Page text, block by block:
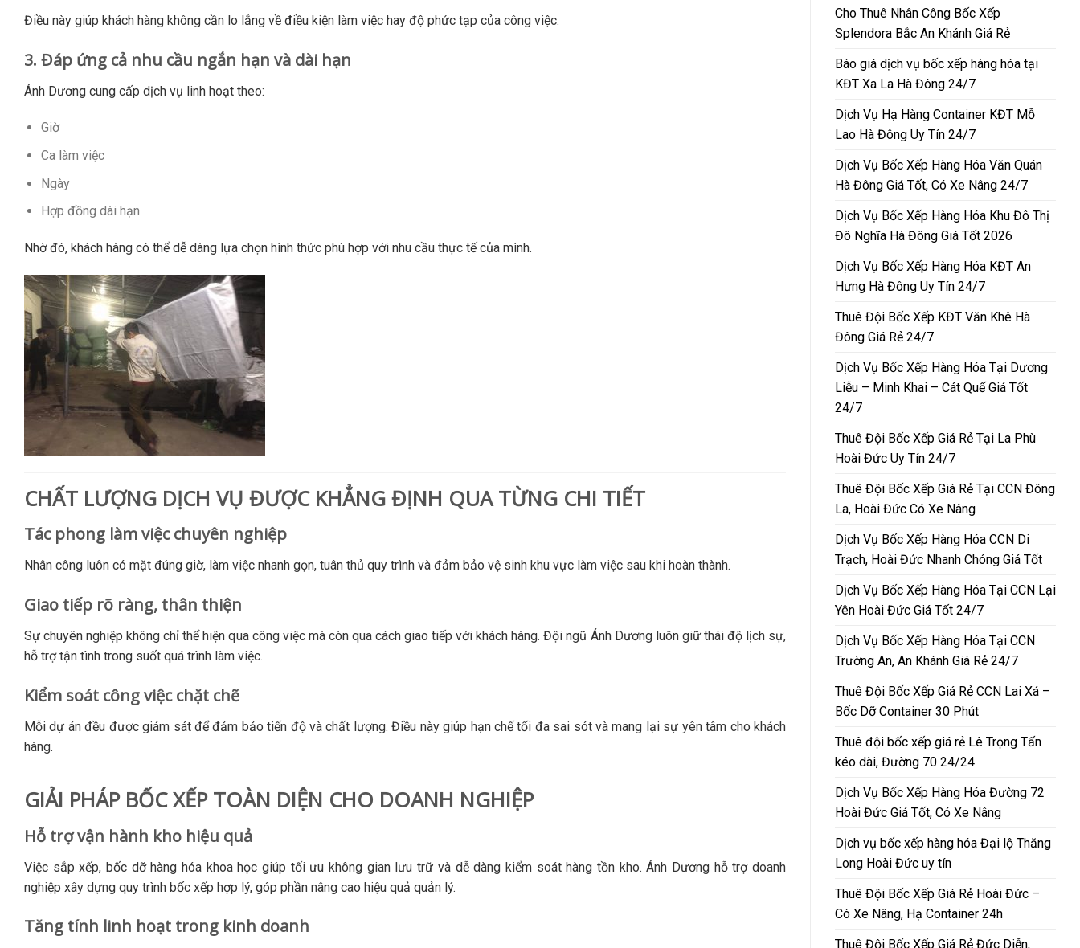
Điều này giúp khách hàng không cần lo lắng về điều kiện làm việc hay độ phức tạp của công việc.
3. Đáp ứng cả nhu cầu ngắn hạn và dài hạn
Ánh Dương cung cấp dịch vụ linh hoạt theo:
Giờ
Ca làm việc
Ngày
Hợp đồng dài hạn
Nhờ đó, khách hàng có thể dễ dàng lựa chọn hình thức phù hợp với nhu cầu thực tế của mình.
CHẤT LƯỢNG DỊCH VỤ ĐƯỢC KHẲNG ĐỊNH QUA TỪNG CHI TIẾT
Tác phong làm việc chuyên nghiệp
Nhân công luôn có mặt đúng giờ, làm việc nhanh gọn, tuân thủ quy trình và đảm bảo vệ sinh khu vực làm việc sau khi hoàn thành.
Giao tiếp rõ ràng, thân thiện
Sự chuyên nghiệp không chỉ thể hiện qua công việc mà còn qua cách giao tiếp với khách hàng. Đội ngũ Ánh Dương luôn giữ thái độ lịch sự,
hỗ trợ tận tình trong suốt quá trình làm việc.
Kiểm soát công việc chặt chẽ
Mỗi dự án đều được giám sát để đảm bảo tiến độ và chất lượng. Điều này giúp hạn chế tối đa sai sót và mang lại sự yên tâm cho khách
hàng.
GIẢI PHÁP BỐC XẾP TOÀN DIỆN CHO DOANH NGHIỆP
Hỗ trợ vận hành kho hiệu quả
Việc sắp xếp, bốc dỡ hàng hóa khoa học giúp tối ưu không gian lưu trữ và dễ dàng kiểm soát hàng tồn kho. Ánh Dương hỗ trợ doanh
nghiệp xây dựng quy trình bốc xếp hợp lý, góp phần nâng cao hiệu quả quản lý.
Tăng tính linh hoạt trong kinh doanh
Cho Thuê Nhân Công Bốc Xếp
Splendora Bắc An Khánh Giá Rẻ
Báo giá dịch vụ bốc xếp hàng hóa tại
KĐT Xa La Hà Đông 24/7
Dịch Vụ Hạ Hàng Container KĐT Mỗ
Lao Hà Đông Uy Tín 24/7
Dịch Vụ Bốc Xếp Hàng Hóa Văn Quán
Hà Đông Giá Tốt, Có Xe Nâng 24/7
Dịch Vụ Bốc Xếp Hàng Hóa Khu Đô Thị
Đô Nghĩa Hà Đông Giá Tốt 2026
Dịch Vụ Bốc Xếp Hàng Hóa KĐT An
Hưng Hà Đông Uy Tín 24/7
Thuê Đội Bốc Xếp KĐT Văn Khê Hà
Đông Giá Rẻ 24/7
Dịch Vụ Bốc Xếp Hàng Hóa Tại Dương
Liễu – Minh Khai – Cát Quế Giá Tốt
24/7
Thuê Đội Bốc Xếp Giá Rẻ Tại La Phù
Hoài Đức Uy Tín 24/7
Thuê Đội Bốc Xếp Giá Rẻ Tại CCN Đông
La, Hoài Đức Có Xe Nâng
Dịch Vụ Bốc Xếp Hàng Hóa CCN Di
Trạch, Hoài Đức Nhanh Chóng Giá Tốt
Dịch Vụ Bốc Xếp Hàng Hóa Tại CCN Lại
Yên Hoài Đức Giá Tốt 24/7
Dịch Vụ Bốc Xếp Hàng Hóa Tại CCN
Trường An, An Khánh Giá Rẻ 24/7
Thuê Đội Bốc Xếp Giá Rẻ CCN Lai Xá –
Bốc Dỡ Container 30 Phút
Thuê đội bốc xếp giá rẻ Lê Trọng Tấn
kéo dài, Đường 70 24/24
Dịch Vụ Bốc Xếp Hàng Hóa Đường 72
Hoài Đức Giá Tốt, Có Xe Nâng
Dịch vụ bốc xếp hàng hóa Đại lộ Thăng
Long Hoài Đức uy tín
Thuê Đội Bốc Xếp Giá Rẻ Hoài Đức –
Có Xe Nâng, Hạ Container 24h
Thuê Đội Bốc Xếp Giá Rẻ Đức Diễn,